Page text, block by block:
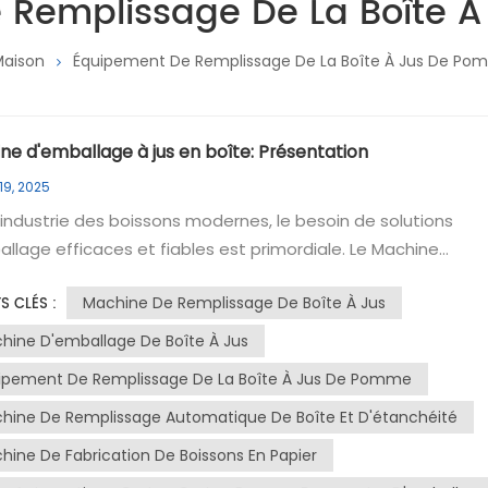
De La Boîte
Équipement De Remplissage De La Boîte À Jus De
d'emballage à jus en boîte: Présentation
2025
des boissons modernes, le besoin de solutions
efficaces et fiables est primordiale. Le Machine
pour répondre à ces besoins. La machine est conçue
le processus de remplissage et d'étanchéité du
cartons, augmentant ainsi la productivité et garantissant
des emballages.Caractéristiques de la
inoxydable, la machine est non seulement durable mais
à nettoyer, ce qui le rend idéal pour les applications
et boissons où l'hygiène est critique. Il dispose d'un
CLÉS :
Machine De Remplissage De Boîte À Jus
D'emballage De Boîte À Jus
De Remplissage De La Boîte À Jus De Pomme
De Remplissage Automatique De Boîte Et D'étanchéité
De Fabrication De Boissons En Papier